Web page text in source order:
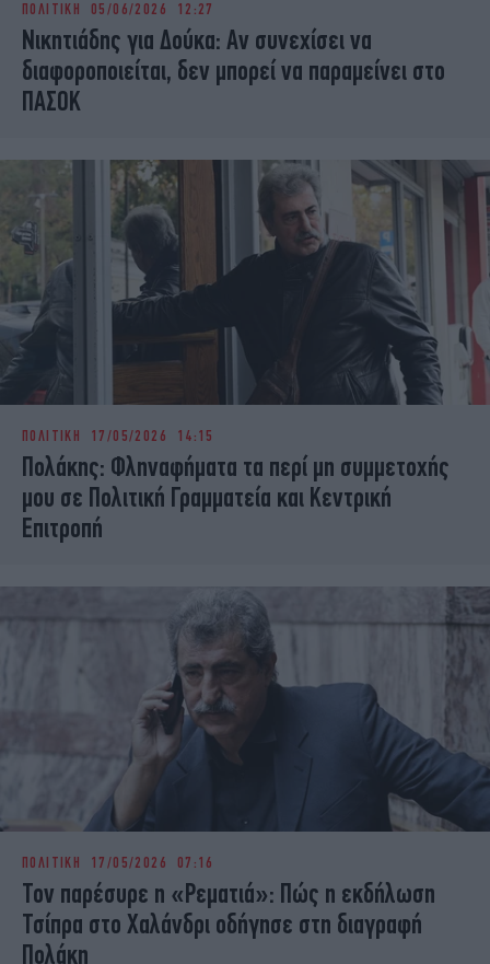
iBOOKS
OSCARS
THE OCEAN
MEDIA
ELAMEFORA
ΠΟΛΙΤΙΚΗ 05/06/2026 12:27
Νικητιάδης για Δούκα: Αν συνεχίσει να
διαφοροποιείται, δεν μπορεί να παραμείνει στο
ΠΑΣΟΚ
ΠΟΛΙΤΙΚΗ 17/05/2026 14:15
Πολάκης: Φληναφήματα τα περί μη συμμετοχής
μου σε Πολιτική Γραμματεία και Κεντρική
Επιτροπή
ΠΟΛΙΤΙΚΗ 17/05/2026 07:16
Τον παρέσυρε η «Ρεματιά»: Πώς η εκδήλωση
Τσίπρα στο Χαλάνδρι οδήγησε στη διαγραφή
Πολάκη